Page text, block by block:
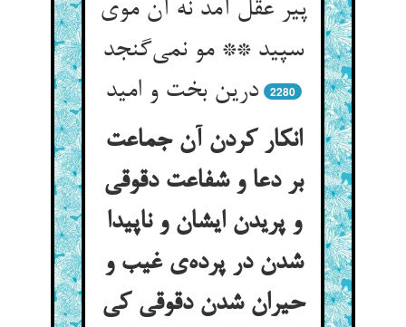
پیر عقل آمد نه آن موی
سپید ** مو نمی‌گنجد
درین بخت و امید
2280
انکار کردن آن جماعت
بر دعا و شفاعت دقوقی
و پریدن ایشان و ناپیدا
شدن در پرده‌ی غیب و
حیران شدن دقوقی کی